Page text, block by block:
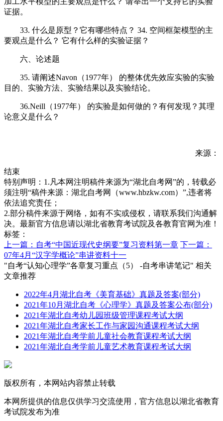
证据。
33. 什么是原型？它有哪些特点？ 34. 空间框架模型的主
要观点是什么？ 它有什么样的实验证据？
六、论述题
35. 请阐述Navon（1977年） 的整体优先效应实验的实验
目的、实验方法、实验结果以及实验结论。
36.Neill（1977年） 的实验是如何做的？有何发现？其理
论意义是什么？
来源：
结束
特别声明：1.凡本网注明稿件来源为“湖北自考网”的，转载必
须注明“稿件来源：湖北自考网（www.hbzkw.com）”,违者将
依法追究责任；
2.部分稿件来源于网络，如有不实或侵权，请联系我们沟通解
决。最新官方信息请以湖北省教育考试院及各教育官网为准！
标签：
上一篇：自考“中国近现代史纲要”复习资料第一章 下一篇：
07年4月“汉字学概论”串讲资料十一
"自考“认知心理学”各章复习重点（5） -自考串讲笔记" 相关
文章推荐
2022年4月湖北自考《美育基础》真题及答案(部分)
2021年10月湖北自考《心理学》真题及答案公布(部分)
2021年湖北自考幼儿园班级管理课程考试大纲
2021年湖北自考家长工作与家园沟通课程考试大纲
2021年湖北自考学前儿童社会教育课程考试大纲
2021年湖北自考学前儿童艺术教育课程考试大纲
版权所有，本网站内容禁止转载
本网所提供的信息仅供学习交流使用，官方信息以湖北省教育
考试院发布为准